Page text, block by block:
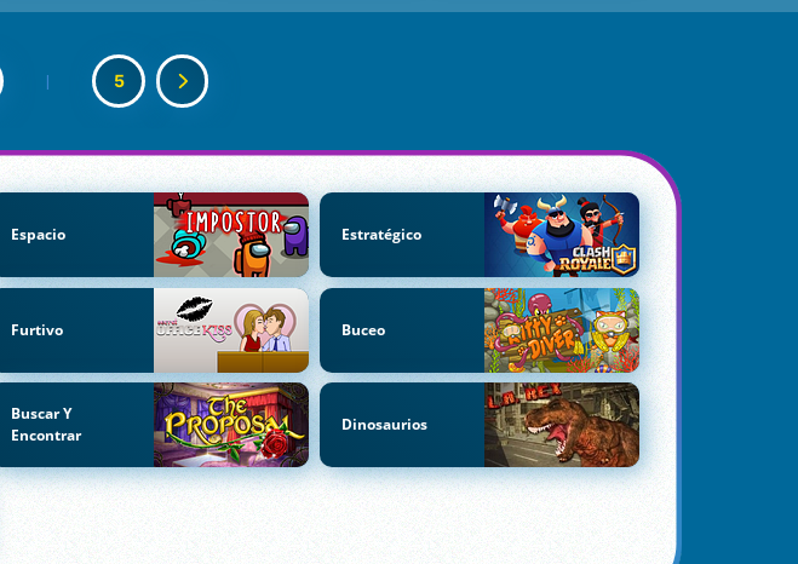
| 5
Espacio Estratégico
Furtivo Buceo
Buscar Y
Encontrar
Dinosaurios